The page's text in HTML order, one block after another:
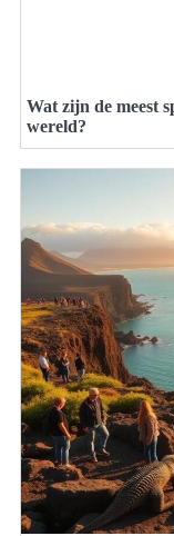
Wat zijn de meest
wereld?